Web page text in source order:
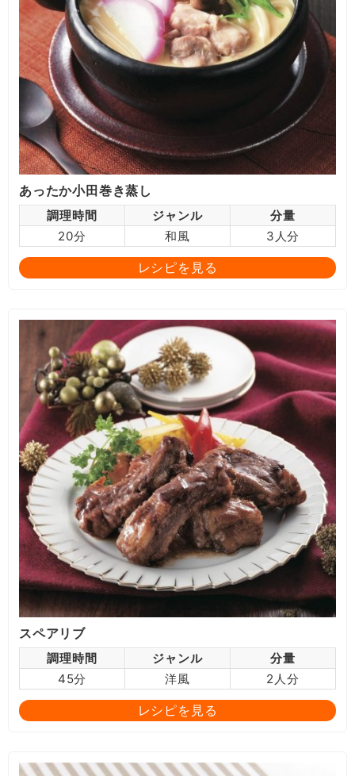
あったか小田巻き蒸し
調理時間 ジャンル
分量
20分
和風 3人分
レシピを見る
スペアリブ
調理時間 ジャンル
分量
45分
洋風 2人分
レシピを見る